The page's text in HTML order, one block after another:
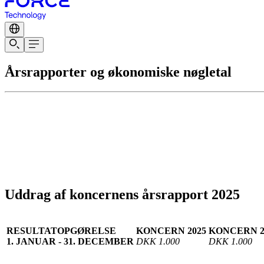
Årsrapporter og økonomiske nøgletal
Uddrag af koncernens årsrapport 2025
RESULTATOPGØRELSE
1. JANUAR - 31. DECEMBER
KONCERN 2025
DKK 1.000
KONCERN
DKK 1.000